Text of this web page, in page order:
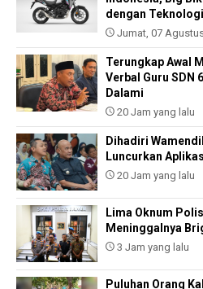
dengan
Jumat, 07
Terungkap Awal
Verbal Guru SDN
Dalami
20 Jam yang lalu
Dihadiri
Luncurkan
20 Jam yang lalu
Lima Oknum
Meninggalnya
3 Jam yang lalu
Puluhan Orang